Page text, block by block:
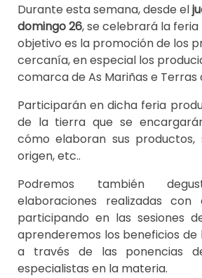
Durante esta semana, desde el
domingo 26, se celebrará la feria
objetivo es la promoción de los
cercanía, en especial los
comarca de As Mariñas e Terras
Participarán en dicha feria
de la tierra que se
cómo elaboran sus productos,
origen, etc..
Podremos también
elaboraciones realizadas con
participando en las sesiones
aprenderemos los beneficios
a través de las ponencias
especialistas en la materia.